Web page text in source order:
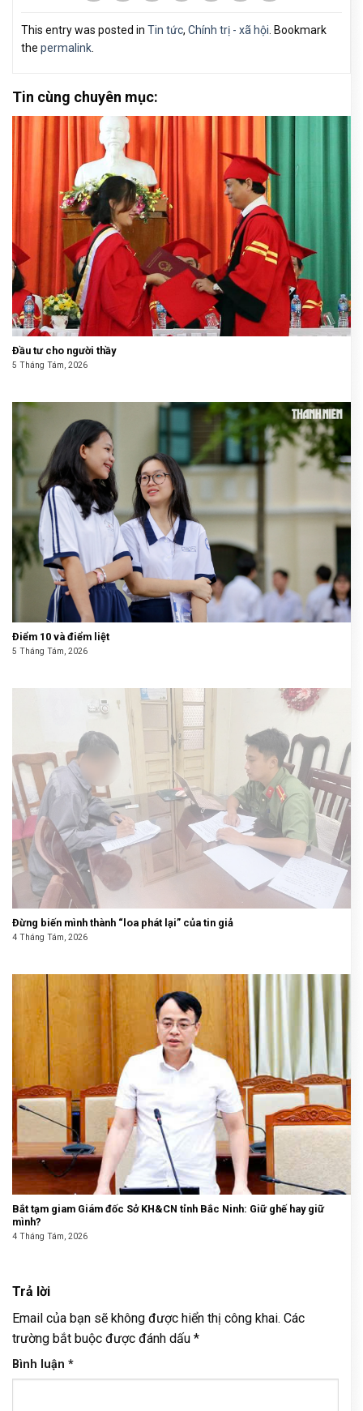
This entry was posted in Tin tức, Chính trị - xã hội. Bookmark
the permalink.
Tin cùng chuyên mục:
Đầu tư cho người thầy
5 Tháng Tám, 2026
Điểm 10 và điểm liệt
5 Tháng Tám, 2026
Đừng biến mình thành “loa phát lại” của tin giả
4 Tháng Tám, 2026
Bắt tạm giam Giám đốc Sở KH&CN tỉnh Bắc Ninh: Giữ ghế hay giữ
mình?
4 Tháng Tám, 2026
Trả lời
Email của bạn sẽ không được hiển thị công khai. Các
trường bắt buộc được đánh dấu *
Bình luận *